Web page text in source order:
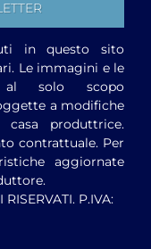
in questo sito
Le immagini e le
al solo scopo
a modifiche
produttrice.
contrattuale. Per
aggiornate
P.IVA: